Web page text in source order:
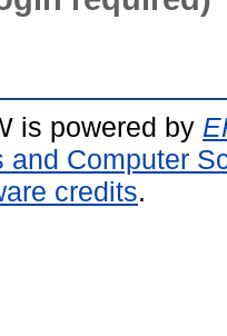
is powered by
Computer
credits.